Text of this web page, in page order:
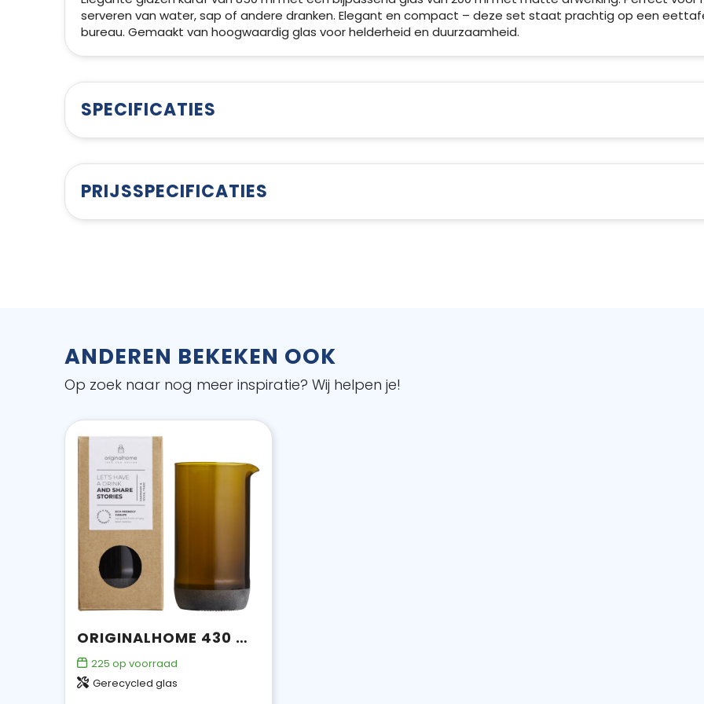
serveren van water, sap of andere dranken. Elegant en compact – deze set staat prachtig op een
bureau. Gemaakt van hoogwaardig glas voor helderheid en duurzaamheid.
SPECIFICATIES
PRIJSSPECIFICATIES
ANDEREN BEKEKEN OOK
Op zoek naar nog meer inspiratie? Wij helpen je!
ORIGINALHOME 430 ML WATERKARAF
225 op voorraad
Gerecycled glas